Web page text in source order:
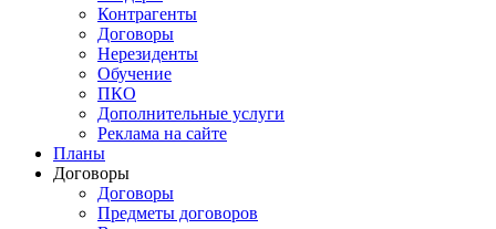
Контрагенты
Договоры
Нерезиденты
Обучение
ПКО
Дополнительные услуги
Реклама на сайте
Планы
Договоры
Договоры
Предметы договоров